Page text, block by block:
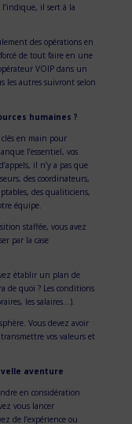
l’indique, il sert à la
des opérations en
forcé de tout faire en une
VOIP dans un
les autres suivront selon
humaines ?
clés en main pour
l’essentiel, vos
il n’y a pas que
des coordinateurs,
des qualiticiens,
équipe.
staffée, vous avez
par la case
établir un plan de
de quoi ? Les conditions
les salaires…).
Vous devez avoir
vos valeurs et
aventure
en considération
vous lancer
de l’expérience ou